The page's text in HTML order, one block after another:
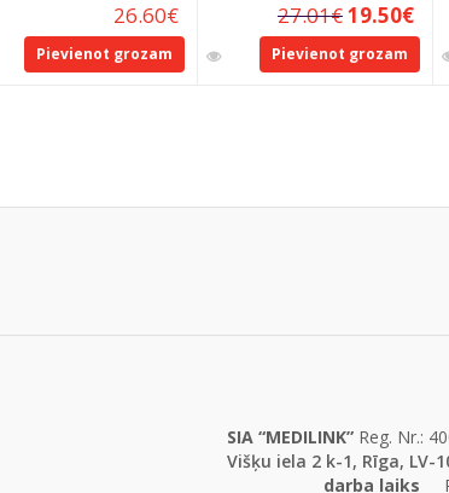
26.60€
Pievienot grozam
27.01€19.50€
Pievienot grozam
SIA “MEDILINK” Reg. Nr.:
Višķu iela 2 k-1, Rīga, LV-
darba laiks